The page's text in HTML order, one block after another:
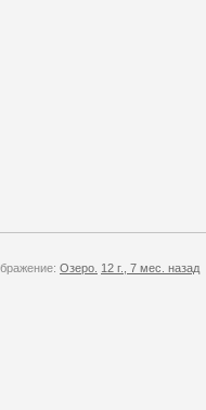
Озеро. 12 г., 7 мес. назад